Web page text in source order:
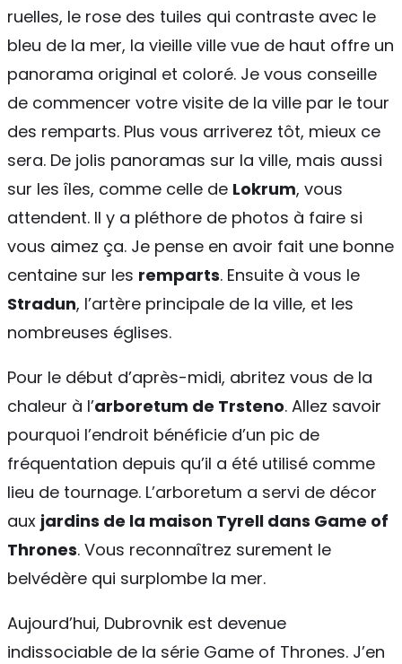
ruelles, le rose des tuiles qui contraste avec le
bleu de la mer, la vieille ville vue de haut offre un
panorama original et coloré. Je vous conseille
de commencer votre visite de la ville par le tour
des remparts. Plus vous arriverez tôt, mieux ce
sera. De jolis panoramas sur la ville, mais aussi
sur les îles, comme celle de Lokrum, vous
attendent. Il y a pléthore de photos à faire si
vous aimez ça. Je pense en avoir fait une bonne
centaine sur les remparts. Ensuite à vous le
Stradun, l’artère principale de la ville, et les
nombreuses églises.
Pour le début d’après-midi, abritez vous de la
chaleur à l’arboretum de Trsteno. Allez savoir
pourquoi l’endroit bénéficie d’un pic de
fréquentation depuis qu’il a été utilisé comme
lieu de tournage. L’arboretum a servi de décor
aux jardins de la maison Tyrell dans Game of
Thrones. Vous reconnaîtrez surement le
belvédère qui surplombe la mer.
Aujourd’hui, Dubrovnik est devenue
indissociable de la série Game of Thrones. J’en